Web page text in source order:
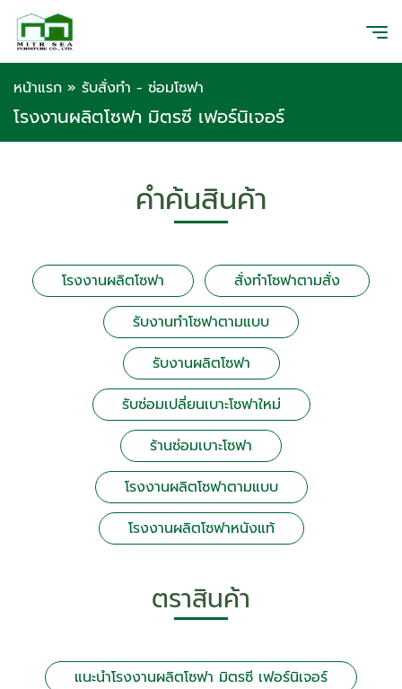
หน้าแรก » รับสั่งทำ - ซ่อมโซฟา
โรงงานผลิตโซฟา มิตรซี เฟอร์นิเจอร์
คำค้นสินค้า
โรงงานผลิตโซฟา
สั่งทำโซฟาตามสั่ง
รับงานทำโซฟาตามแบบ
รับงานผลิตโซฟา
รับซ่อมเปลี่ยนเบาะโซฟาใหม่
ร้านซ่อมเบาะโซฟา
โรงงานผลิตโซฟาตามแบบ
โรงงานผลิตโซฟาหนังแท้
ตราสินค้า
แนะนำโรงงานผลิตโซฟา มิตรซี เฟอร์นิเจอร์